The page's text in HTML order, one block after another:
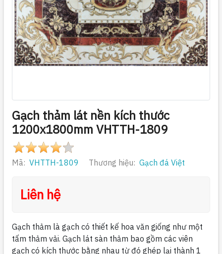
Gạch thảm lát nền kích thước
1200x1800mm VHTTH-1809
Mã: VHTTH-1809 Thương hiệu: Gạch đá Việt
Liên hệ
Gạch thảm là gạch có thiết kế hoa văn giống như một
tấm thảm vải. Gạch lát sàn thảm bao gồm các viên
gạch có kích thước bằng nhau từ đó ghép lại thành 1